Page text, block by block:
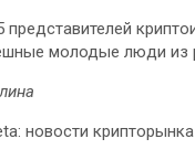
молодые люди из
новости крипторынка